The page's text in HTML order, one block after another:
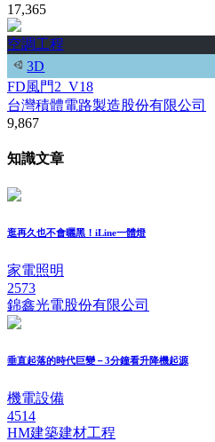
17,365
空調工程
3D
FD風門2_V18
台灣積體電路製造股份有限公司
9,867
知識文章
逛再久也不會曬黑！iLine一體燈
家電照明
2573
錦鑫光電股份有限公司
垂直起落的時代巨變－3分鐘看升降機起源
機電設備
4514
HM建築建材工程